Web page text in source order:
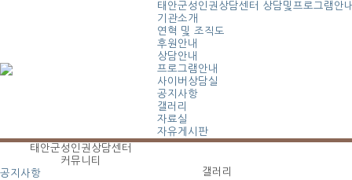
태안군성인권상담센터
상담및프로그램안
기관소개
연혁 및 조직도
후원안내
상담안내
프로그램안내
사이버상담실
공지사항
갤러리
자료실
자유게시판
태안군성인권상담센터
커뮤니티
공지사항
갤러리